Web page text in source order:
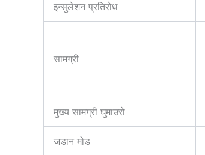
इन्सुलेशन प्रतिरोध
सामग्री
मुख्य सामग्री घुमाउरो
जडान मोड